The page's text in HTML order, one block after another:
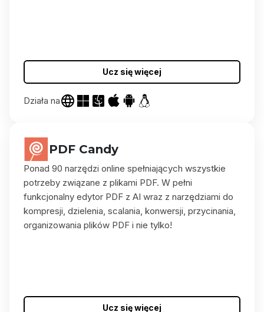
Ucz się więcej
Działa na
PDF Candy
Ponad 90 narzędzi online spełniających wszystkie
potrzeby związane z plikami PDF. W pełni
funkcjonalny edytor PDF z AI wraz z narzędziami do
kompresji, dzielenia, scalania, konwersji, przycinania,
organizowania plików PDF i nie tylko!
Ucz się więcej